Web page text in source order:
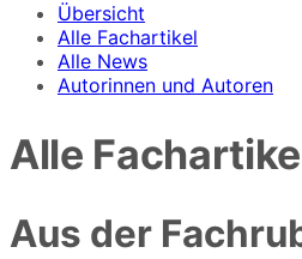
Übersicht
Alle Fachartikel
Alle News
Autorinnen und Autoren
Alle
Aus der